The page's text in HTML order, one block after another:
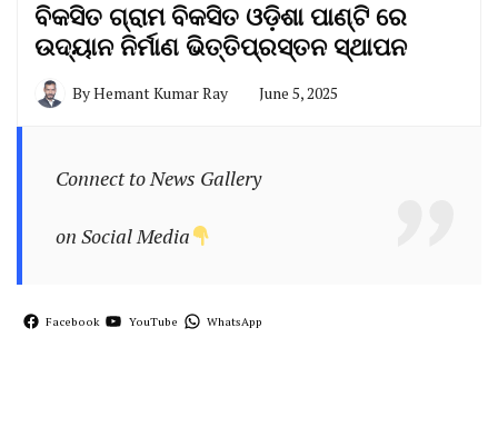
ବିକସିତ ଗ୍ରାମ ବିକସିତ ଓଡ଼ିଶା ପାଣ୍ଟି ରେ
ଉଦ୍ୟାନ ନିର୍ମାଣ ଭିତ୍ତିପ୍ରସ୍ତନ ସ୍ଥାପନ
ByHemant Kumar Ray June 5, 2025
Connect to News Gallery
on Social Media
Facebook YouTube WhatsApp